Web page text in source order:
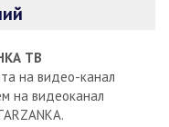
ТВ
на видео-канал
на видеоканал